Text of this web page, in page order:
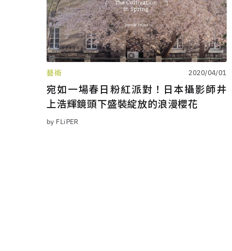
藝術 2020/04/01
宛如一場春日粉紅派對！日本攝影師井
上浩輝鏡頭下盛裝綻放的浪漫櫻花
by FLiPER